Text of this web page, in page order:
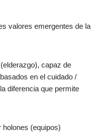
valores emergentes de la
capaz de
en el cuidado /
diferencia que permite
(equipos)